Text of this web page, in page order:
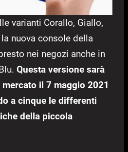
varianti Corallo, Giallo,
nuova console della
nei negozi anche in
Questa versione sarà
il 7 maggio 2021
a cinque le differenti
della piccola